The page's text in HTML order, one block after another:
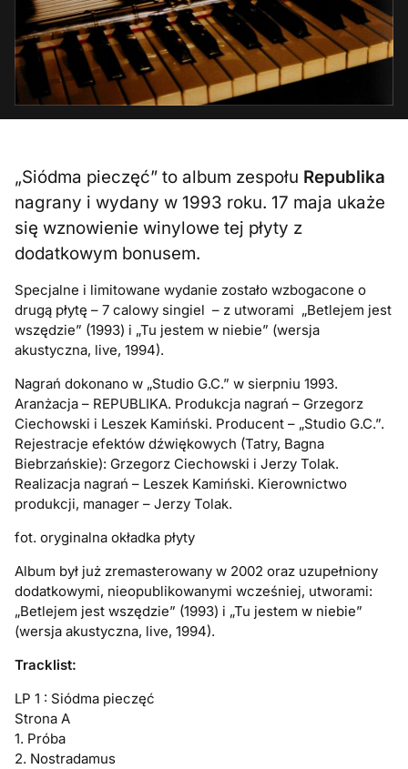
„Siódma pieczęć” to album zespołu Republika
nagrany i wydany w 1993 roku. 17 maja ukaże
się wznowienie winylowe tej płyty z
dodatkowym bonusem.
Specjalne i limitowane wydanie zostało wzbogacone o
drugą płytę – 7 calowy singiel – z utworami „Betlejem jest
wszędzie” (1993) i „Tu jestem w niebie” (wersja
akustyczna, live, 1994).
Nagrań dokonano w „Studio G.C.” w sierpniu 1993.
Aranżacja – REPUBLIKA. Produkcja nagrań – Grzegorz
Ciechowski i Leszek Kamiński. Producent – „Studio G.C.”.
Rejestracje efektów dźwiękowych (Tatry, Bagna
Biebrzańskie): Grzegorz Ciechowski i Jerzy Tolak.
Realizacja nagrań – Leszek Kamiński. Kierownictwo
produkcji, manager – Jerzy Tolak.
fot. oryginalna okładka płyty
Album był już zremasterowany w 2002 oraz uzupełniony
dodatkowymi, nieopublikowanymi wcześniej, utworami:
„Betlejem jest wszędzie” (1993) i „Tu jestem w niebie”
(wersja akustyczna, live, 1994).
Tracklist:
LP 1 : Siódma pieczęć
Strona A
1. Próba
2. Nostradamus